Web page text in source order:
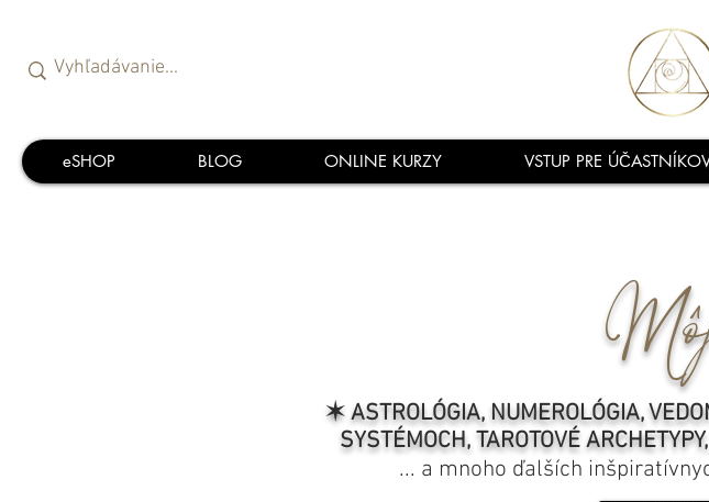
eSHOP BLOG ONLINE KURZY VSTUP PRE
✶ ASTROLÓGIA, NUMEROLÓGIA,
SYSTÉMOCH, TAROTOVÉ
... a mnoho ďalších